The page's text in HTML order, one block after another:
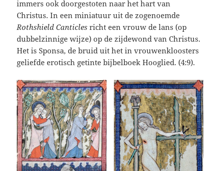
immers ook doorgestoten naar het hart van
Christus. In een miniatuur uit de zogenoemde
Rothshield Canticles richt een vrouw de lans (op
dubbelzinnige wijze) op de zijdewond van Christus.
Het is Sponsa, de bruid uit het in vrouwenkloosters
geliefde erotisch getinte bijbelboek Hooglied. (4:9).